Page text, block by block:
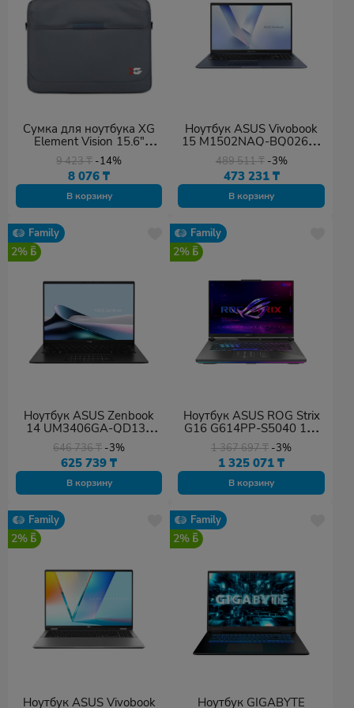
Сумка для ноутбука XG
Element Vision 15.6"
серый
9 423₸ -14%
8 076₸
В корзину
Ноутбук ASUS Vivobook
15 M1502NAQ-BQ026W
15,6" FHD 60Hz Ryzen 7
170 16GB 512GB Win11
489 511₸ -3%
473 231 ₸
В корзину
Family
2%
Ноутбук ASUS Zenbook
14 UM3406GA-QD134
14" OLED 60Hz AMD AI 7
445 16GB 1TB DOS
646 736₸ -3%
625 739₸
В корзину
Family
2%
Ноутбук ASUS ROG Strix
G16 G614PP-S5040 16"
2.5K 240Hz Ryzen 9
8940HX 32GB 1TB
RTX5070 DOS
1 367 697₸ -3%
1 325 071₸
В корзину
Family
2%
Ноутбук ASUS Vivobook
Family
2%
Ноутбук GIGABYTE